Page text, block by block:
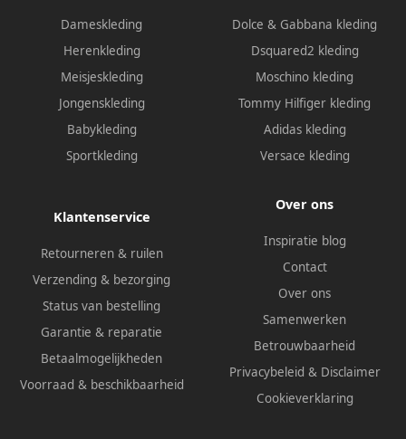
Dameskleding
Herenkleding
Meisjeskleding
Jongenskleding
Babykleding
Sportkleding
Dolce & Gabbana kleding
Dsquared2 kleding
Moschino kleding
Tommy Hilfiger kleding
Adidas kleding
Versace kleding
Klantenservice
Retourneren & ruilen
Verzending & bezorging
Status van bestelling
Garantie & reparatie
Betaalmogelijkheden
Voorraad & beschikbaarheid
Over ons
Inspiratie blog
Contact
Over ons
Samenwerken
Betrouwbaarheid
Privacybeleid & Disclaimer
Cookieverklaring